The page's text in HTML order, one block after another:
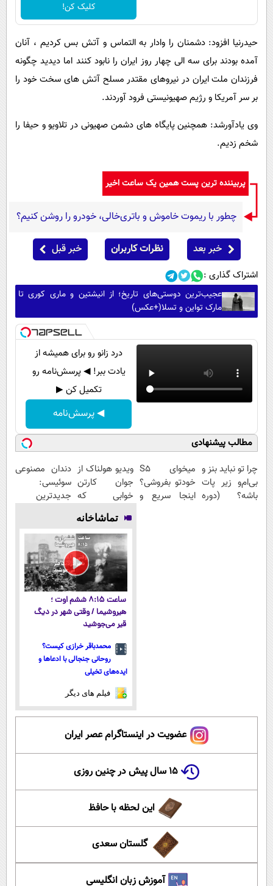
کلیک کن!
حیدرنیا افزود: دشمنان را وادار به التماس و آتش بس کردیم ، آنان
آمده بودند برای سه الی چهار روز ایران را نابود کنند اما دیدید چگونه
فرزندان ملت ایران در نیروهای مقتدر مسلح آتش های سخت خود را
بر سر آمریکا و رژیم صهیونیستی فرود آوردند.
وی یادآورشد: همچنین پایگاه های دشمن صهیونی در تلاویو و حیفا را
شخم زدیم.
پربیننده ترین پست همین یک ساعت اخیر
چطور با ریموت خاموش و باتری‌خالی، خودرو را روشن کنیم؟
خبر بعد نظرات کاربران خبر قبل
اشتراک گذاری :
عجیب‌ترین دوستی‌های تاریخ؛ از انیشتین و ماری کوری تا
مارک تواین و تسلا(+عکس)
درد زانو رو برای همیشه از
یادت ببر! ◀ پرسش‌نامه رو
تکمیل کن ▶
◀ پرسش‌نامه
مطالب پیشنهادی
چرا تو نباید بنز و
بی‌ام‌و زیر پات
باشه؟ (دوره
میخوای S5
خودتو بفروشی؟
اینجا سریع و
ویدیو هولناک از
جوان کارتن
خوابی که
میلیاردر شد.
آموزش رایگان
دندان مصنوعی
سوئیسی:
جدیدترین
پرداخت قسطی
تماشاخانه
ساعت ۸:۱۵ ششم اوت ؛
هیروشیما / وقتی شهر در دیگ
قیر می‌جوشید
محمدباقر خرازی کیست؟
روحانی جنجالی با ادعاها و
ایده‌های تخیلی
فیلم های دیگر
عضویت در اینستاگرام عصر ایران
۱۵ سال پیش در چنین روزی
این لحظه با حافظ
گلستان سعدی
آموزش زبان انگلیسی